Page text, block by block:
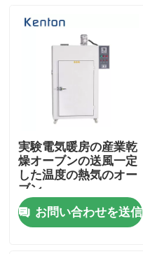
実験電気暖房の産業乾
燥オーブンの送風一定
した温度の熱気のオー
ブン
お問い合わせを送信